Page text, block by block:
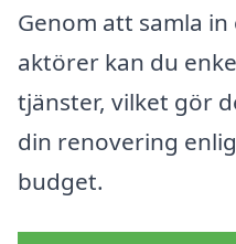
Genom att samla
aktörer kan du
tjänster, vilket gör
din renovering
budget.